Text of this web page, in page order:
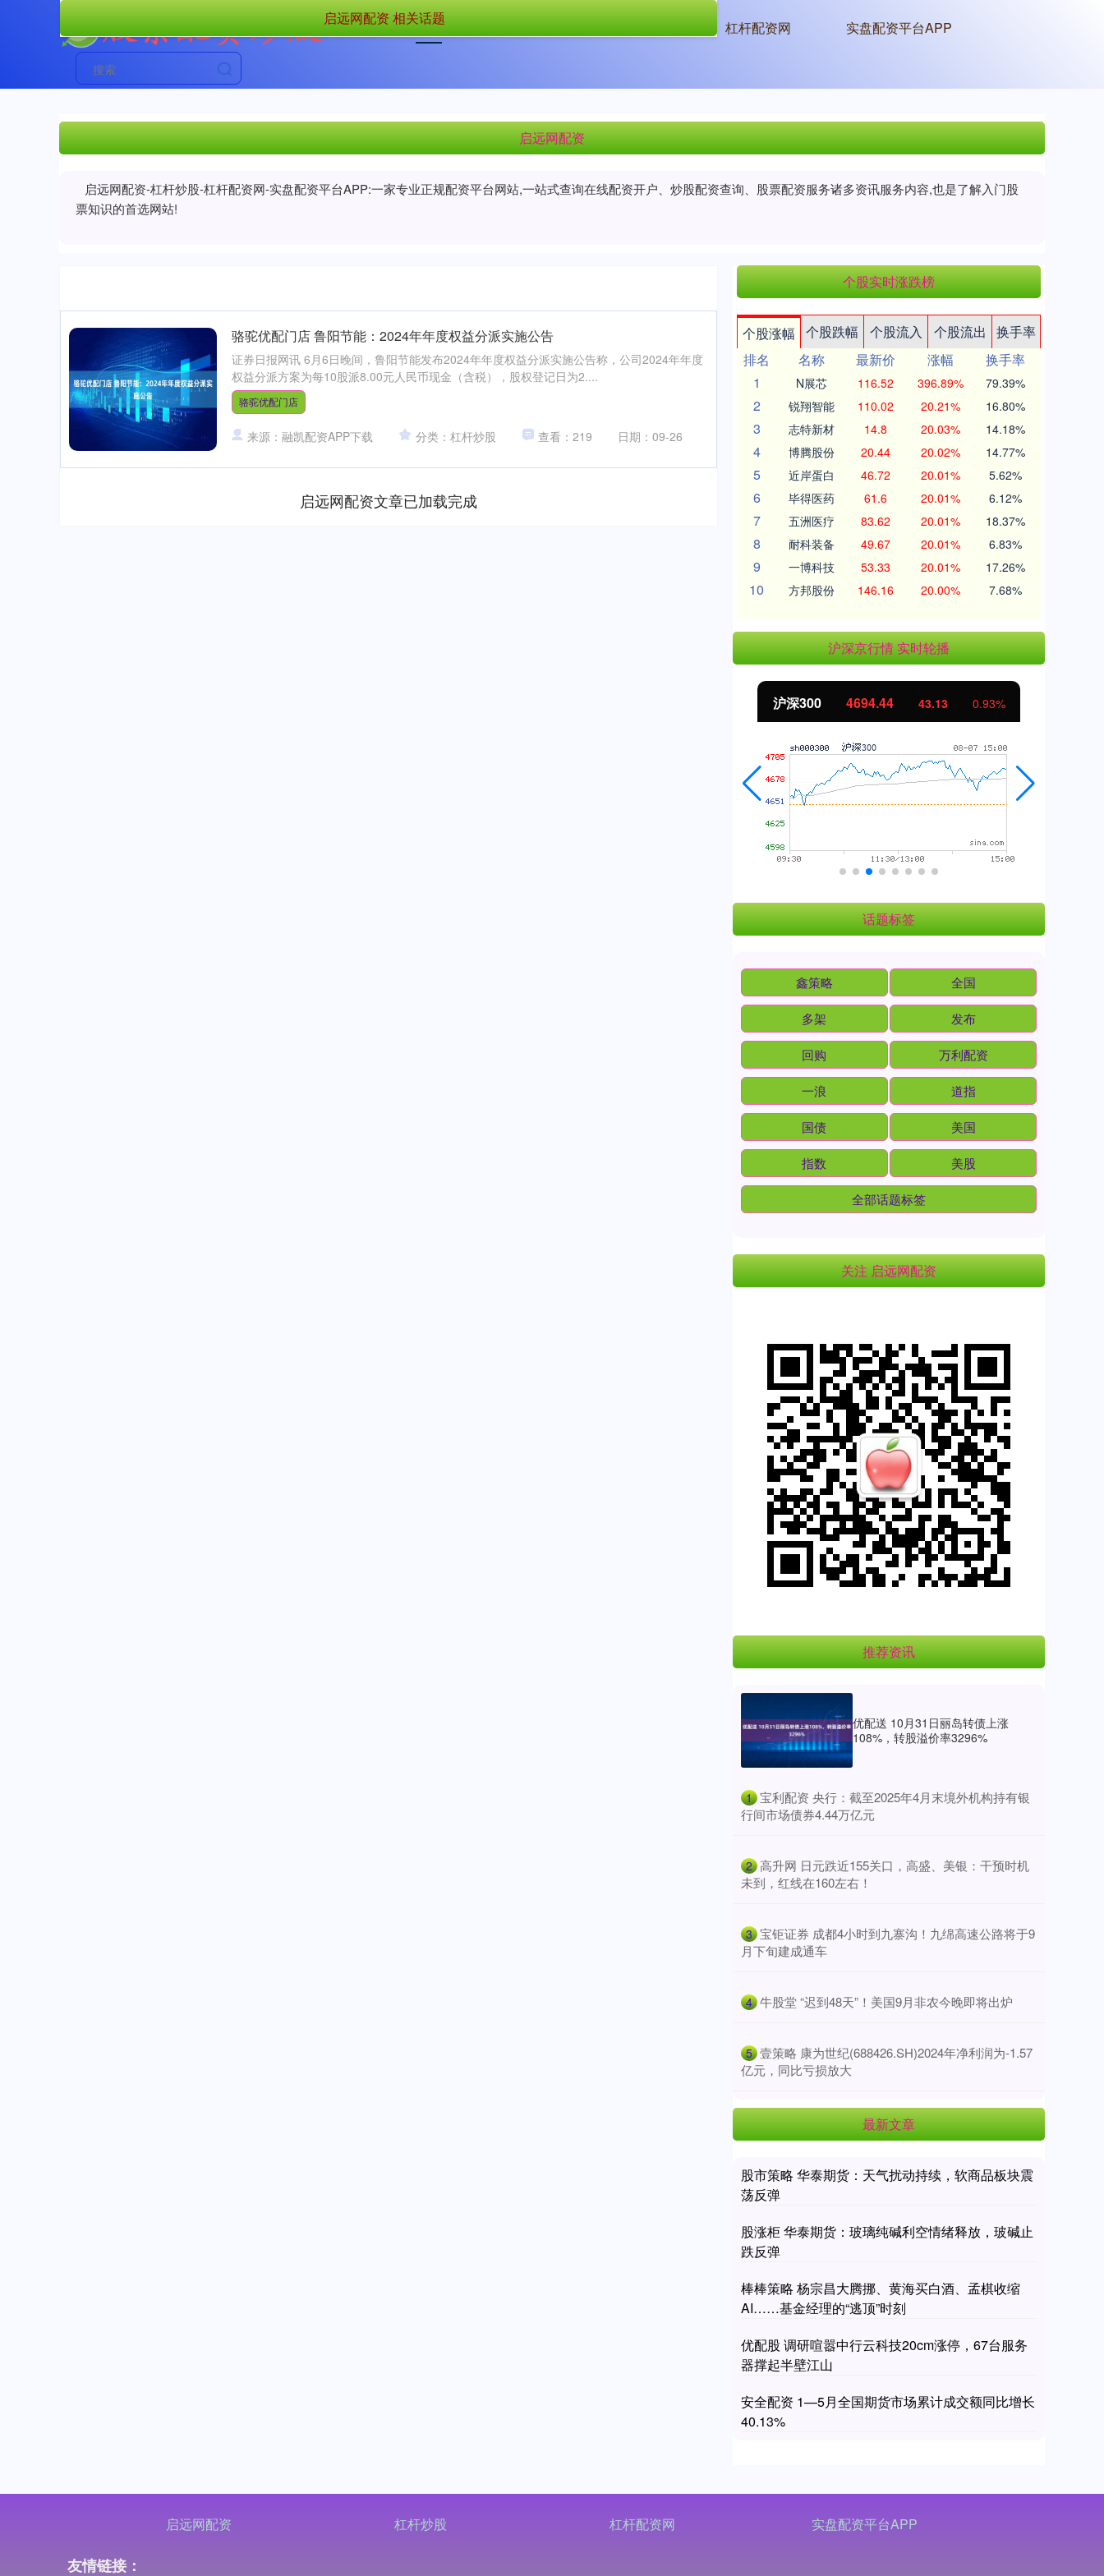
首页 启远网配资 杠杆炒股 杠杆配资网 实盘配资平台APP
启远网配资
启远网配资-杠杆炒股-杠杆配资网-实盘配资平台APP:一家专业正规配资平台网站,一站式查询在线配资开户、炒股配资查询、股票配资服务诸多资讯服务内容,也是了解入门股
票知识的首选网站!
启远网配资 相关话题
骆驼优配门店 鲁阳节能：2024年年度权益分派实施公告
证券日报网讯 6月6日晚间，鲁阳节能发布2024年年度权益分派实施公告称，公司2024年年度
权益分派方案为每10股派8.00元人民币现金（含税），股权登记日为2....
骆驼优配门店
来源：融凯配资APP下载 分类：杠杆炒股 查看：219 日期：09-26
启远网配资文章已加载完成
个股实时涨跌榜
个股涨幅 个股跌幅 个股流入 个股流出
换手率
排名
名称 最新价 涨幅
换手率
1
N展芯 116.52 396.89% 79.39%
2 锐翔智能 110.02 20.21% 16.80%
3 志特新材 14.8 20.03% 14.18%
4 博腾股份 20.44 20.02% 14.77%
5 近岸蛋白 46.72 20.01% 5.62%
6 毕得医药 61.6 20.01% 6.12%
7 五洲医疗 83.62 20.01% 18.37%
8 耐科装备 49.67 20.01% 6.83%
9 一博科技 53.33 20.01% 17.26%
10 方邦股份 146.16 20.00% 7.68%
沪深京行情 实时轮播
沪深300 4694.44 43.13 0.93%
话题标签
鑫策略 全国
多架 发布
回购 万利配资
一浪 道指
国债 美国
指数 美股
全部话题标签
关注 启远网配资
推荐资讯
优配送 10月31日丽岛转债上涨
108%，转股溢价率3296%
1 ​宝利配资 央行：截至2025年4月末境外机构持有银
行间市场债券4.44万亿元
2 ​高升网 日元跌近155关口，高盛、美银：干预时机
未到，红线在160左右！
3 ​宝钜证券 成都4小时到九寨沟！九绵高速公路将于9
月下旬建成通车
4 ​牛股堂 “迟到48天”！美国9月非农今晚即将出炉
5 ​壹策略 康为世纪(688426.SH)2024年净利润为-1.57
亿元，同比亏损放大
最新文章
股市策略 华泰期货：天气扰动持续，软商品板块震
荡反弹
股涨柜 华泰期货：玻璃纯碱利空情绪释放，玻碱止
跌反弹
棒棒策略 杨宗昌大腾挪、黄海买白酒、孟棋收缩
AI……基金经理的“逃顶”时刻
优配股 调研喧嚣中行云科技20cm涨停，67台服务
器撑起半壁江山
安全配资 1—5月全国期货市场累计成交额同比增长
40.13%
启远网配资 杠杆炒股 杠杆配资网 实盘配资平台APP
友情链接：